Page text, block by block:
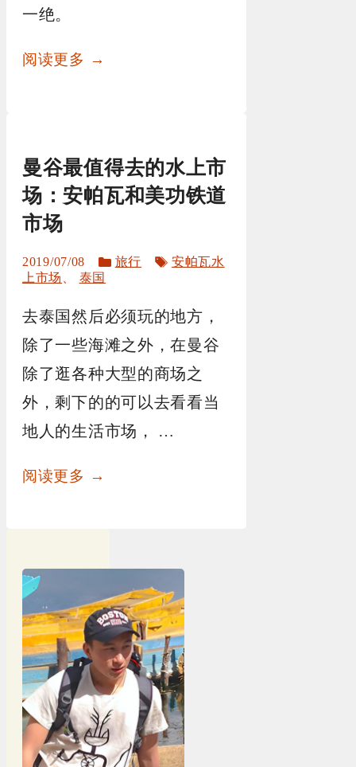
一绝。
阅读更多 →
曼谷最值得去的水上市
场：安帕瓦和美功铁道
市场
2019/07/08
分
旅行
标
安帕瓦水
上市场
泰国
去泰国然后必须玩的地方，
除了一些海滩之外，在曼谷
除了逛各种大型的商场之
外，剩下的的可以去看看当
地人的生活市场， …
阅读更多 →